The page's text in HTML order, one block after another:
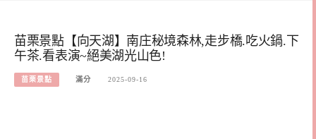
苗栗景點【向天湖】南庄秘境森林,走步橋.吃火鍋.下
午茶.看表演~絕美湖光山色!
苗栗景點 滿分 2025-09-16